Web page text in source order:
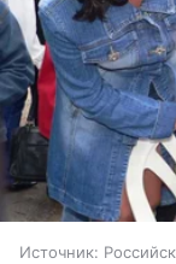
Источник: